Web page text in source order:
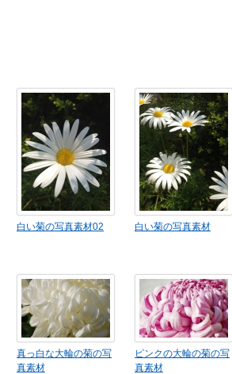
白い菊の写真素材02 白い菊の写真素材
真っ白な大輪の菊の写
真素材
ピンクの大輪の菊の写
真素材